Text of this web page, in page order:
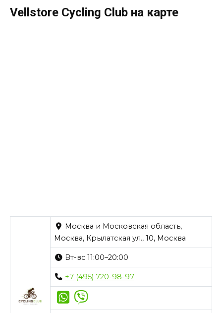
Vellstore Cycling Club на карте
Москва и Московская область,
Москва, Крылатская ул., 10, Москва
Вт-вс 11:00–20:00
+7 (495) 720-98-97